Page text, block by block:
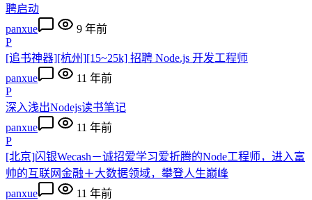
聘启动
panxue
9 年前
P
[追书神器][杭州][15~25k] 招聘 Node.js 开发工程师
panxue
11 年前
P
深入浅出Nodejs读书笔记
panxue
11 年前
P
[北京]闪银Wecash－诚招爱学习爱折腾的Node工程师，进入富
帅的互联网金融＋大数据领域，攀登人生巅峰
panxue
11 年前